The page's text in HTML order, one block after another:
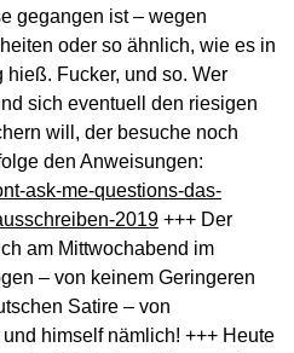
gegangen ist – wegen
oder so ähnlich, wie es in
Fucker, und so. Wer
sich eventuell den riesigen
will, der besuche noch
den Anweisungen:
ask-me-questions-das-
2019 +++ Der
am Mittwochabend im
– von keinem Geringeren
Satire – von
himself nämlich! +++ Heute